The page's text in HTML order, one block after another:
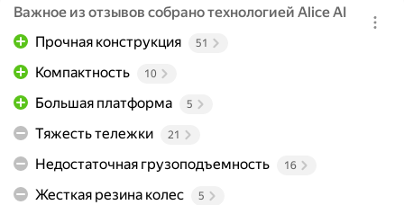
Важное из отзывов собрано технологией Alice AI
Прочная конструкция
51
Компактность 10
Большая платформа 5
Тяжесть тележки 21
Недостаточная грузоподъемность 16
Жесткая резина колес 5